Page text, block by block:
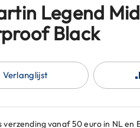
Legend Mid
Black
Verlanglijst